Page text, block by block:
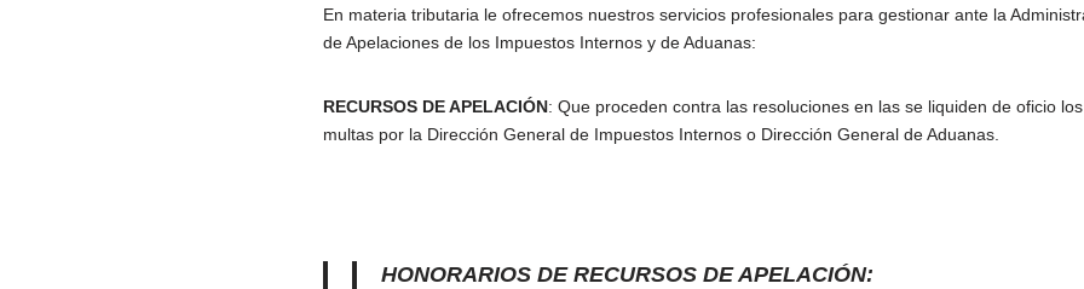
En materia tributaria le ofrecemos nuestros servicios profesionales para gestionar ante la
de Apelaciones de los Impuestos Internos y de Aduanas:
RECURSOS DE APELACIÓN: Que proceden contra las resoluciones en las se liquiden de oficio
multas por la Dirección General de Impuestos Internos o Dirección General de Aduanas.
HONORARIOS DE RECURSOS DE APELACIÓN: